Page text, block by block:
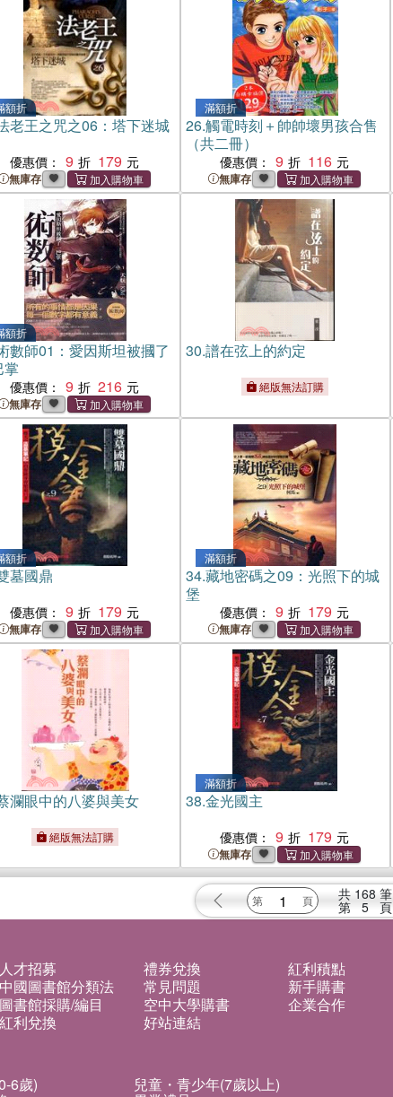
額折
老王之咒之06：塔下迷城
優惠價： 9 179
無庫存
滿額折
26.觸電時刻＋帥帥壞男孩合售
（共二冊）
優惠價： 9 116
無庫存
額折
數師01：愛因斯坦被摑了
掌
優惠價： 9 216
無庫存
30.譜在弦上的約定
絕版無法訂購
額折
墓國鼎
優惠價： 9 179
無庫存
滿額折
34.藏地密碼之09：光照下的城
堡
優惠價： 9 179
無庫存
瀾眼中的八婆與美女
絕版無法訂購
滿額折
38.金光國主
優惠價： 9 179
無庫存
共 168 筆
第 5 頁
人才招募 禮券兌換
紅利積點
中國圖書館分類法 常見問題
新手購書
圖書館採購/編目 空中大學購書
企業合作
紅利兌換 好站連結
6歲) 兒童・青少年(7歲以上)